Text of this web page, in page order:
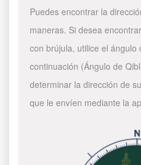
Puedes encontrar la
maneras. Si desea
con brújula, utilice el
continuación (Ángulo de
determinar la dirección de
que le envíen mediante la